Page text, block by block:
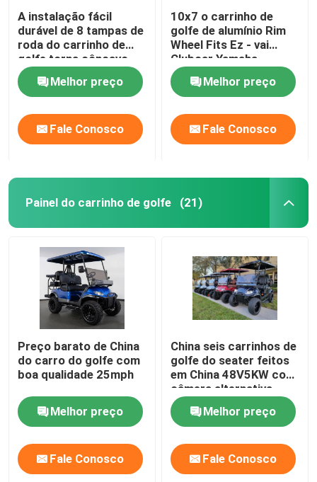
A instalação fácil
durável de 8 tampas de
roda do carrinho de
golfe torna côncavo
profundamente o preto
brilhanteMelhor preço
Fale Conosco
10x7 o carrinho de
golfe de alumínio Rim
Wheel Fits Ez - vai
Clubcar Yamaha
Tomberlin Harley
Melhor preço
Fale Conosco
Painel do carrinho de golfe (21)
Preço barato de China
do carro do golfe com
boa qualidade 25mph
Melhor preço
Fale Conosco
China seis carrinhos de
golfe do seater feitos
em China 48V5KW com
câmera alternativa
Melhor preço
Fale Conosco